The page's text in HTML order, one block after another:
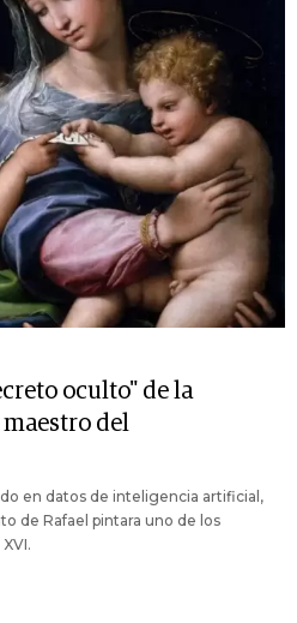
oculto" de la
del
en datos de inteligencia artificial,
de Rafael pintara uno de los